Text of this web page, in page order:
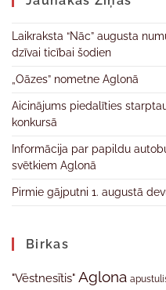
Laikraksta “Nāc” augusta
dzīvai ticībai šodien
„Oāzes” nometne Aglonā
Aicinājums piedalīties
konkursā
Informācija par papildu
svētkiem Aglonā
Pirmie gājputni 1. augustā
Birkas
"Vēstnesītis" Aglona